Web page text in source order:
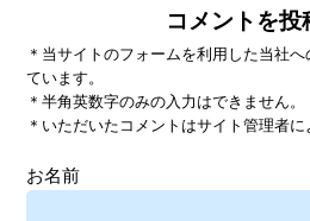
コメントを投
＊当サイトのフォームを利用した当社
ています。
＊半角英数字のみの入力はできません。
＊いただいたコメントはサイト管理者に
お名前